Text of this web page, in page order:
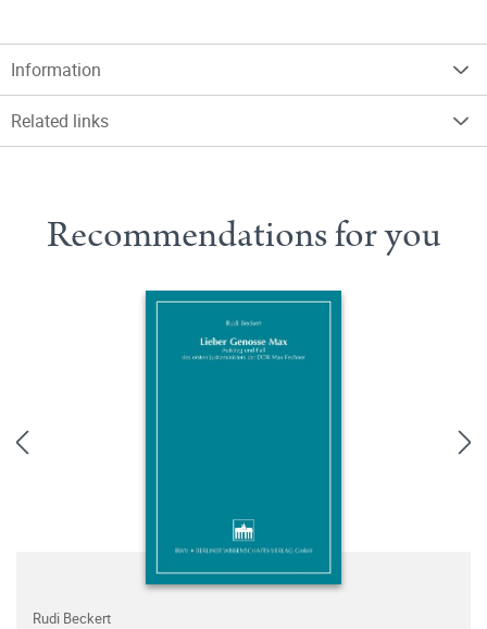
Information
Related links
Recommendations for you
Rudi Beckert